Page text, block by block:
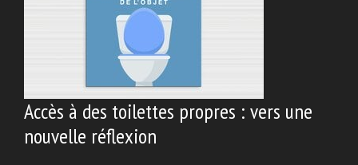
Accès à des toilettes propres : vers une
nouvelle réflexion